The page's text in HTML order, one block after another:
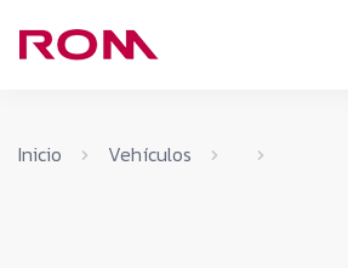
Inicio Vehículos